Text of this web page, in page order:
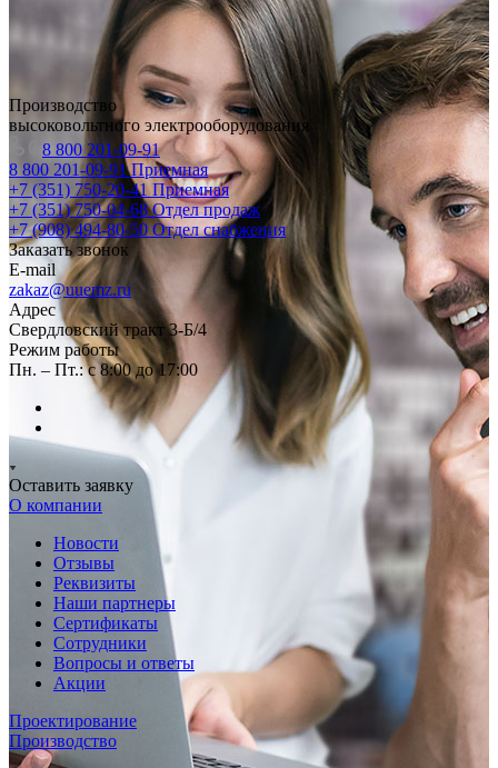
Производство
высоковольтного электрооборудования
8 800 201-09-91
8 800 201-09-91Приемная
+7 (351) 750-20-41Приемная
+7 (351) 750-04-68Отдел продаж
+7 (908) 494-80-50Отдел снабжения
Заказать звонок
E-mail
zakaz@uuemz.ru
Адрес
Свердловский тракт 3-Б/4
Режим работы
Пн. – Пт.: с 8:00 до 17:00
Оставить заявку
О компании
Новости
Отзывы
Реквизиты
Наши партнеры
Сертификаты
Сотрудники
Вопросы и ответы
Акции
Проектирование
Производство